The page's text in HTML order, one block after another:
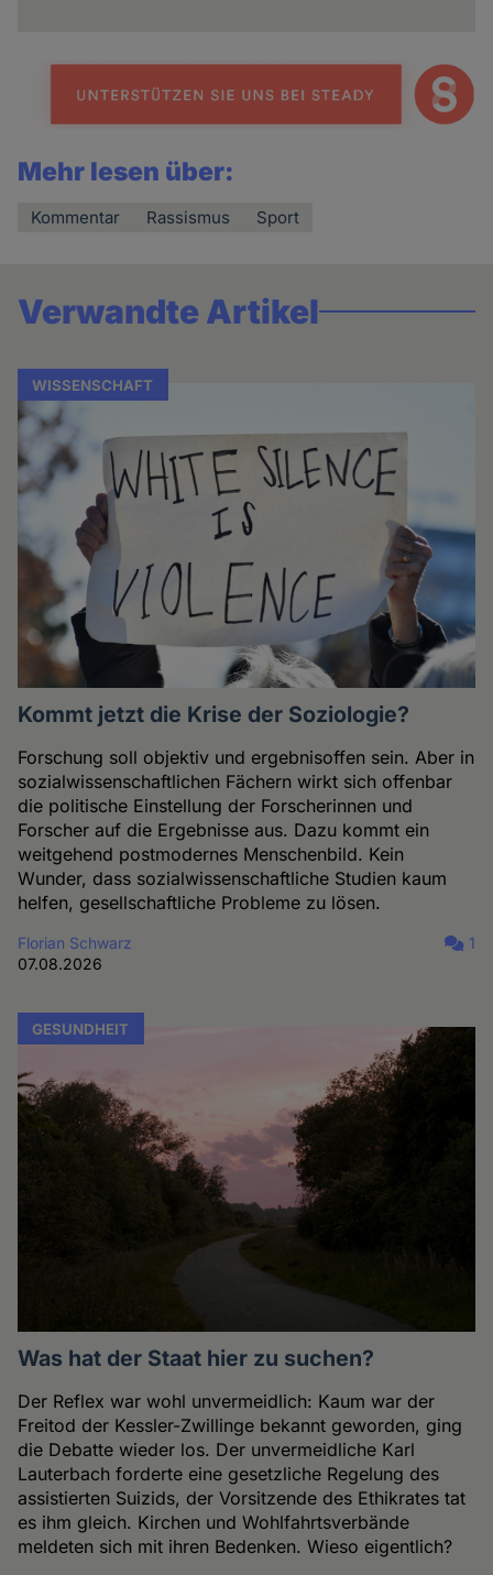
Mehr lesen über:
Kommentar Rassismus Sport
Verwandte Artikel
WISSENSCHAFT
Kommt jetzt die Krise der Soziologie?
Forschung soll objektiv und ergebnisoffen sein. Aber in
sozialwissenschaftlichen Fächern wirkt sich offenbar
die politische Einstellung der Forscherinnen und
Forscher auf die Ergebnisse aus. Dazu kommt ein
weitgehend postmodernes Menschenbild. Kein
Wunder, dass sozialwissenschaftliche Studien kaum
helfen, gesellschaftliche Probleme zu lösen.
Florian Schwarz
07.08.2026
1
GESUNDHEIT
Was hat der Staat hier zu suchen?
Der Reflex war wohl unvermeidlich: Kaum war der
Freitod der Kessler-Zwillinge bekannt geworden, ging
die Debatte wieder los. Der unvermeidliche Karl
Lauterbach forderte eine gesetzliche Regelung des
assistierten Suizids, der Vorsitzende des Ethikrates tat
es ihm gleich. Kirchen und Wohlfahrtsverbände
meldeten sich mit ihren Bedenken. Wieso eigentlich?